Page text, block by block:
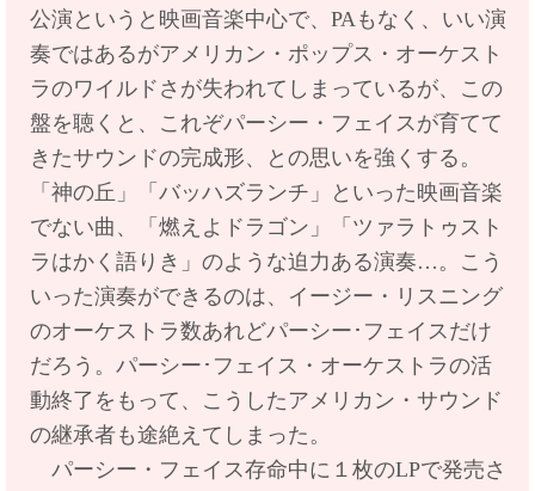
公演というと映画音楽中心で、PAもなく、いい演
奏ではあるがアメリカン・ポップス・オーケスト
ラのワイルドさが失われてしまっているが、この
盤を聴くと、これぞパーシー・フェイスが育てて
きたサウンドの完成形、との思いを強くする。
「神の丘」「バッハズランチ」といった映画音楽
でない曲、「燃えよドラゴン」「ツァラトゥスト
ラはかく語りき」のような迫力ある演奏…。こう
いった演奏ができるのは、イージー・リスニング
のオーケストラ数あれどパーシー･フェイスだけ
だろう。パーシー･フェイス・オーケストラの活
動終了をもって、こうしたアメリカン・サウンド
の継承者も途絶えてしまった。
パーシー・フェイス存命中に１枚のLPで発売さ